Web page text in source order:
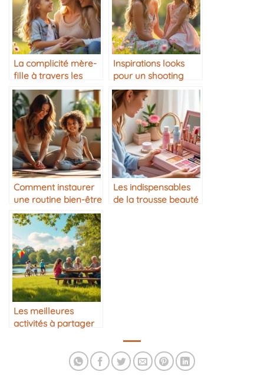
La complicité mère-
fille à travers les
années
Inspirations looks
pour un shooting
photo mère-fille
Comment instaurer
une routine bien-être
mère/fille
Les indispensables
de la trousse beauté
Les meilleures
activités à partager